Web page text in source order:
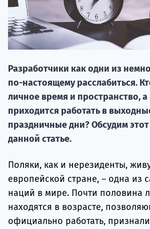
Разработчики как одни из
по-настоящему расслабиться.
личное время и пространство, а
приходится работать в
праздничные дни? Обсудим этот
данной статье.
Поляки, как и нерезиденты,
европейской стране, – одна из
наций в мире. Почти половина
находятся в возрасте,
официально работать,